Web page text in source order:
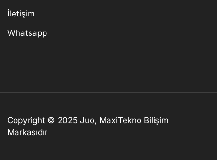
İletişim
Whatsapp
Copyright © 2025 Juo, MaxiTekno Bilişim
Markasıdır